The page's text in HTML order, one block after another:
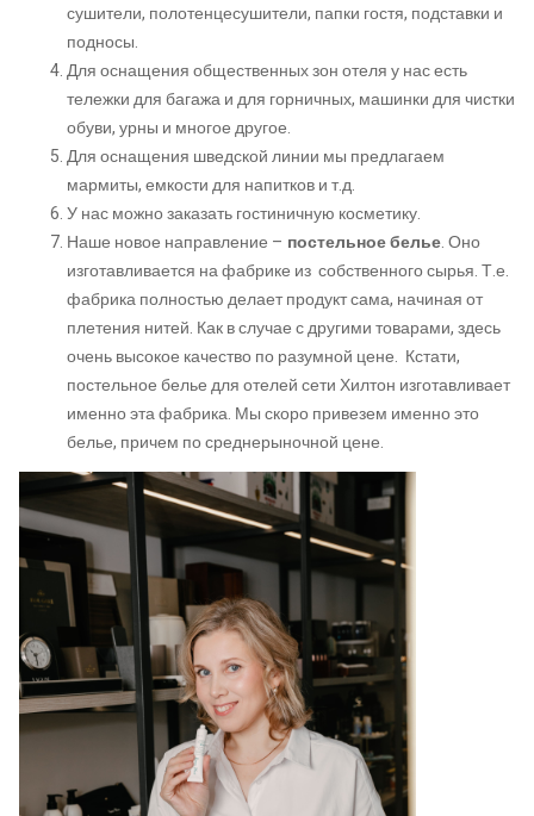
сушители, полотенцесушители, папки гостя, подставки и
подносы.
Для оснащения общественных зон отеля у нас есть
тележки для багажа и для горничных, машинки для чистки
обуви, урны и многое другое.
Для оснащения шведской линии мы предлагаем
мармиты, емкости для напитков и т.д.
У нас можно заказать гостиничную косметику.
Наше новое направление – постельное белье. Оно
изготавливается на фабрике из собственного сырья. Т.е.
фабрика полностью делает продукт сама, начиная от
плетения нитей. Как в случае с другими товарами, здесь
очень высокое качество по разумной цене. Кстати,
постельное белье для отелей сети Хилтон изготавливает
именно эта фабрика. Мы скоро привезем именно это
белье, причем по среднерыночной цене.